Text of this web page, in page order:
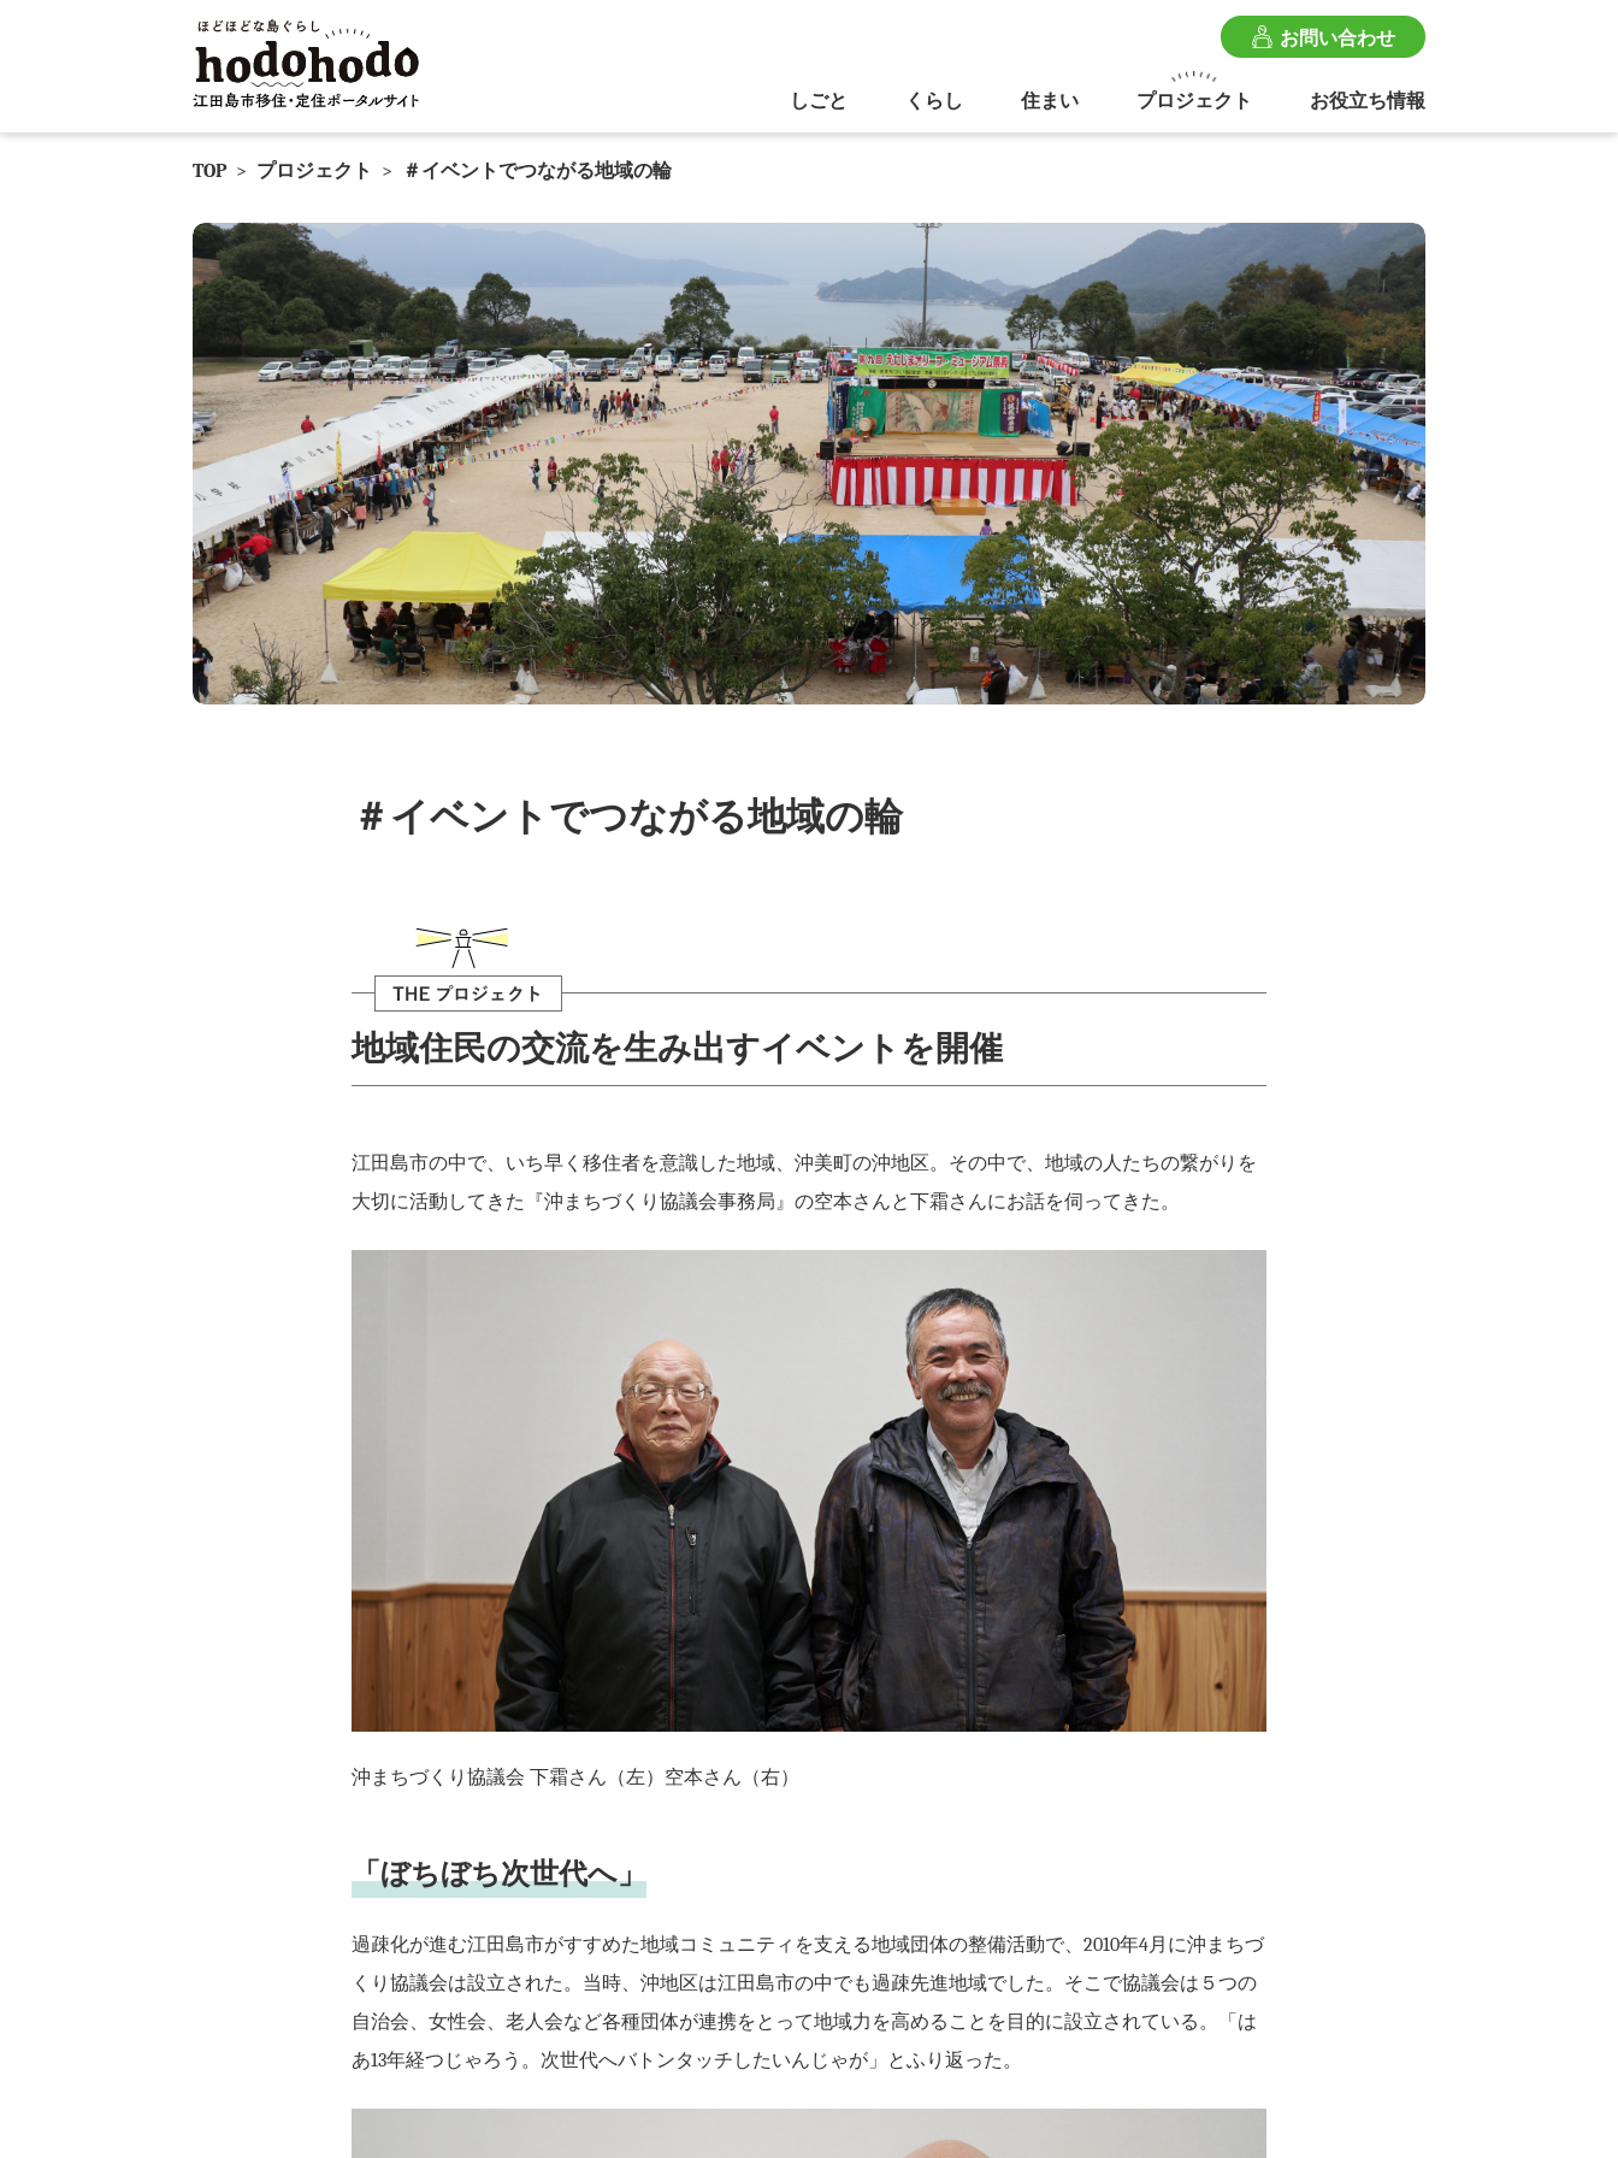
お問い合わせ
しごと くらし 住まい プロジェクト お役立ち情報
TOP> プロジェクト > ＃イベントでつながる地域の輪
＃イベントでつながる地域の輪
地域住民の交流を生み出すイベントを開催
江田島市の中で、いち早く移住者を意識した地域、沖美町の沖地区。その中で、地域の人たちの繋がりを
大切に活動してきた『沖まちづくり協議会事務局』の空本さんと下霜さんにお話を伺ってきた。
沖まちづくり協議会 下霜さん（左）空本さん（右）
「ぼちぼち次世代へ」
過疎化が進む江田島市がすすめた地域コミュニティを支える地域団体の整備活動で、2010年4月に沖まちづ
くり協議会は設立された。当時、沖地区は江田島市の中でも過疎先進地域でした。そこで協議会は５つの
自治会、女性会、老人会など各種団体が連携をとって地域力を高めることを目的に設立されている。「は
あ13年経つじゃろう。次世代へバトンタッチしたいんじゃが」とふり返った。